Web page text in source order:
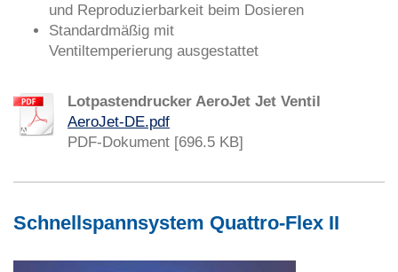
und Reproduzierbarkeit beim Dosieren
Standardmäßig mit
Ventiltemperierung ausgestattet
Lotpastendrucker AeroJet Jet Ventil
AeroJet-DE.pdf
PDF-Dokument [696.5 KB]
Schnellspannsystem Quattro-Flex II